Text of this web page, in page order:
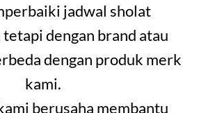
jadwal sholat
dengan brand atau
dengan produk merk
kami.
berusaha membantu